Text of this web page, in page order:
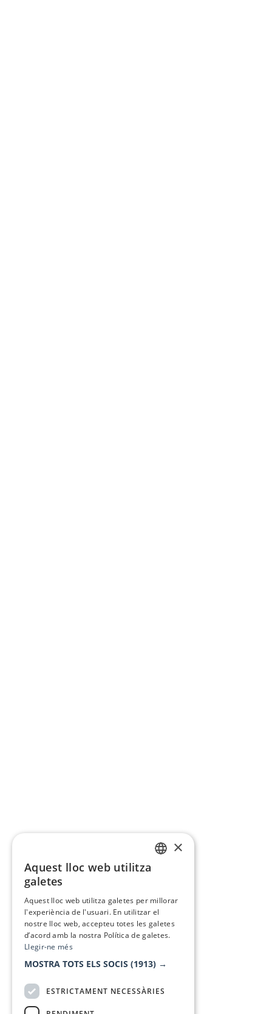
×
Aquest lloc web utilitza
galetes
Aquest lloc web utilitza galetes per millorar
l'experiència de l'usuari. En utilitzar el
nostre lloc web, accepteu totes les galetes
d’acord amb la nostra Política de galetes.
Llegir-ne més
MOSTRA TOTS ELS SOCIS (1913) →
ESTRICTAMENT NECESSÀRIES